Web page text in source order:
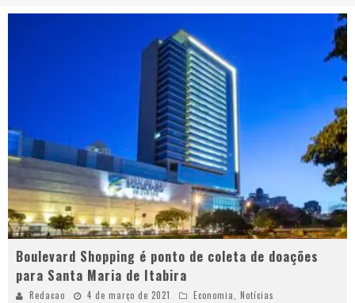
Boulevard Shopping é ponto de coleta de doações
para Santa Maria de Itabira
Redacao 4 de março de 2021 Economia, Notícias